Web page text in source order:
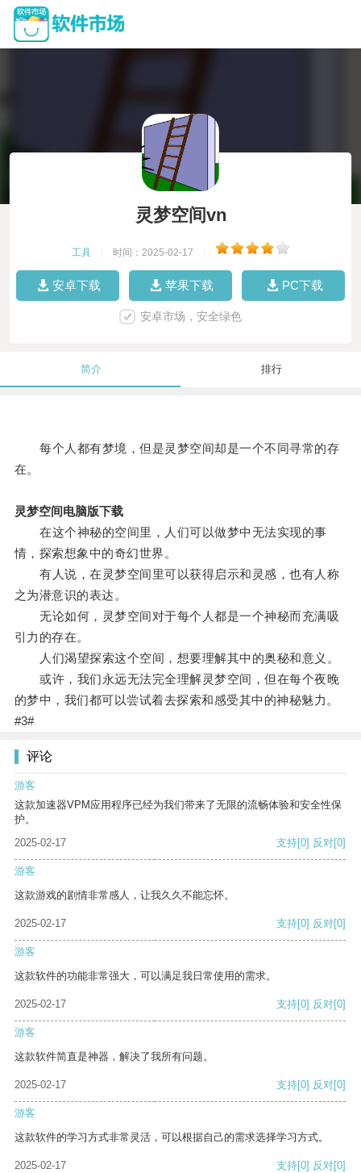
灵梦空间vn
工具 时间：2025-02-17
安卓下载 苹果下载 PC下载
安卓市场，安全绿色
简介 排行
每个人都有梦境，但是灵梦空间却是一个不同寻常的存
在。
灵梦空间电脑版下载
在这个神秘的空间里，人们可以做梦中无法实现的事
情，探索想象中的奇幻世界。
有人说，在灵梦空间里可以获得启示和灵感，也有人称
之为潜意识的表达。
无论如何，灵梦空间对于每个人都是一个神秘而充满吸
引力的存在。
人们渴望探索这个空间，想要理解其中的奥秘和意义。
或许，我们永远无法完全理解灵梦空间，但在每个夜晚
的梦中，我们都可以尝试着去探索和感受其中的神秘魅力。
#3#
评论
游客
这款加速器VPM应用程序已经为我们带来了无限的流畅体验和安全性保
护。
2025-02-17
支持[0] 反对[0]
游客
这款游戏的剧情非常感人，让我久久不能忘怀。
2025-02-17 支持[0] 反对[0]
游客
这款软件的功能非常强大，可以满足我日常使用的需求。
2025-02-17 支持[0] 反对[0]
游客
这款软件简直是神器，解决了我所有问题。
2025-02-17 支持[0] 反对[0]
游客
这款软件的学习方式非常灵活，可以根据自己的需求选择学习方式。
2025-02-17 支持[0] 反对[0]